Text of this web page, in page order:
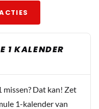
1 KALENDER
missen? Dat kan! Zet
1-kalender van